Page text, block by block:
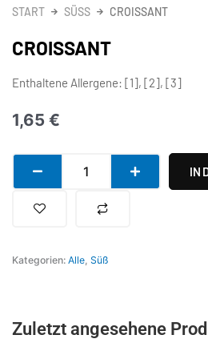
START SÜSS CROISSANT
CROISSANT
Enthaltene Allergene: [1], [2], [3]
1,65 €
Menge
IN
Kategorien: Alle, Süß
Zuletzt angesehene